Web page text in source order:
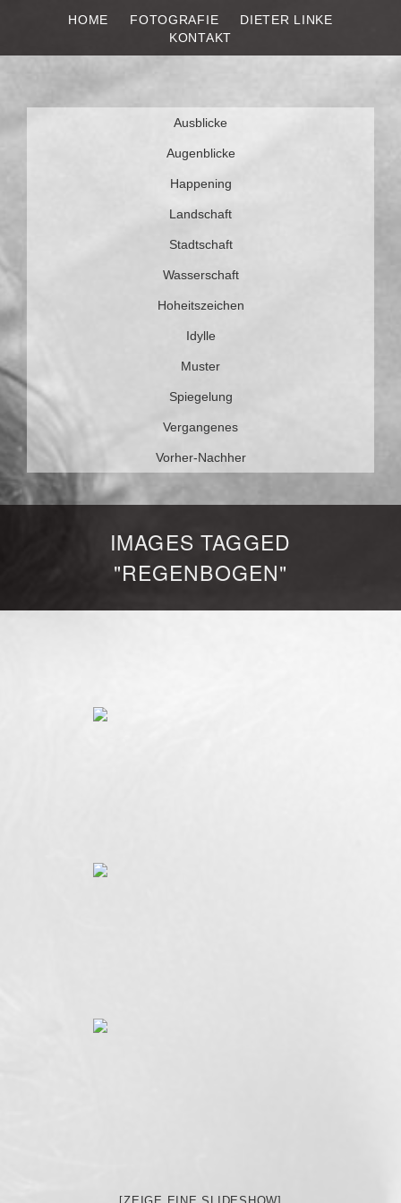
HOME FOTOGRAFIE
DIETER LINKE
KONTAKT
DIETER LINKE
Ausblicke
Augenblicke
Happening
Landschaft
Stadtschaft
Wasserschaft
Hoheitszeichen
Idylle
Muster
Spiegelung
Vergangenes
Vorher-Nachher
IMAGES TAGGED
"REGENBOGEN"